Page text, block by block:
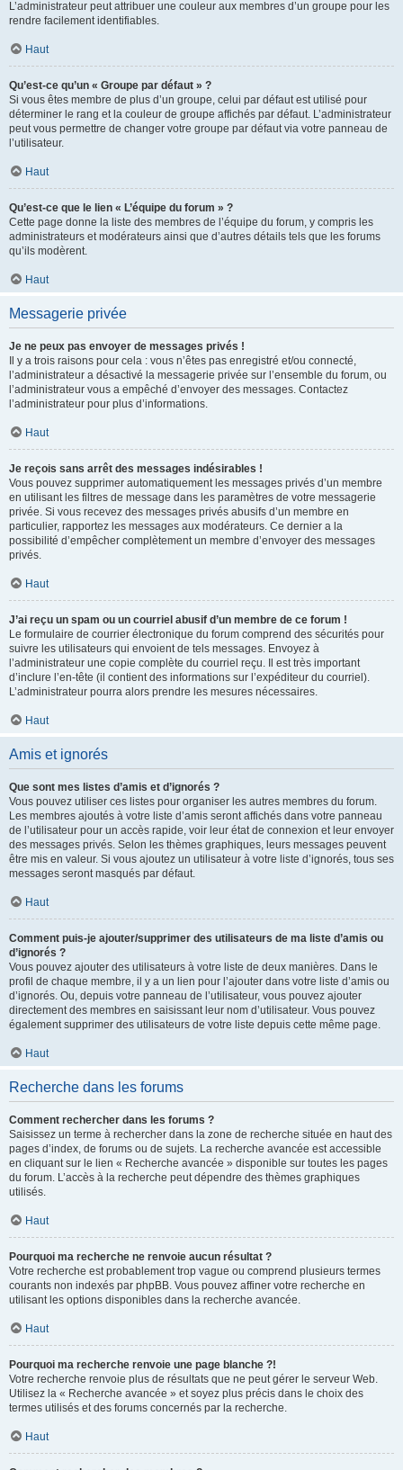
L’administrateur peut attribuer une couleur aux membres d’un groupe pour les
rendre facilement identifiables.
Haut
Qu’est-ce qu’un « Groupe par défaut » ?
Si vous êtes membre de plus d’un groupe, celui par défaut est utilisé pour
déterminer le rang et la couleur de groupe affichés par défaut. L’administrateur
peut vous permettre de changer votre groupe par défaut via votre panneau de
l’utilisateur.
Haut
Qu’est-ce que le lien « L’équipe du forum » ?
Cette page donne la liste des membres de l’équipe du forum, y compris les
administrateurs et modérateurs ainsi que d’autres détails tels que les forums
qu’ils modèrent.
Haut
Messagerie privée
Je ne peux pas envoyer de messages privés !
Il y a trois raisons pour cela : vous n’êtes pas enregistré et/ou connecté,
l’administrateur a désactivé la messagerie privée sur l’ensemble du forum, ou
l’administrateur vous a empêché d’envoyer des messages. Contactez
l’administrateur pour plus d’informations.
Haut
Je reçois sans arrêt des messages indésirables !
Vous pouvez supprimer automatiquement les messages privés d’un membre
en utilisant les filtres de message dans les paramètres de votre messagerie
privée. Si vous recevez des messages privés abusifs d’un membre en
particulier, rapportez les messages aux modérateurs. Ce dernier a la
possibilité d’empêcher complètement un membre d’envoyer des messages
privés.
Haut
J’ai reçu un spam ou un courriel abusif d’un membre de ce forum !
Le formulaire de courrier électronique du forum comprend des sécurités pour
suivre les utilisateurs qui envoient de tels messages. Envoyez à
l’administrateur une copie complète du courriel reçu. Il est très important
d’inclure l’en-tête (il contient des informations sur l’expéditeur du courriel).
L’administrateur pourra alors prendre les mesures nécessaires.
Haut
Amis et ignorés
Que sont mes listes d’amis et d’ignorés ?
Vous pouvez utiliser ces listes pour organiser les autres membres du forum.
Les membres ajoutés à votre liste d’amis seront affichés dans votre panneau
de l’utilisateur pour un accès rapide, voir leur état de connexion et leur envoyer
des messages privés. Selon les thèmes graphiques, leurs messages peuvent
être mis en valeur. Si vous ajoutez un utilisateur à votre liste d’ignorés, tous ses
messages seront masqués par défaut.
Haut
Comment puis-je ajouter/supprimer des utilisateurs de ma liste d’amis ou
d’ignorés ?
Vous pouvez ajouter des utilisateurs à votre liste de deux manières. Dans le
profil de chaque membre, il y a un lien pour l’ajouter dans votre liste d’amis ou
d’ignorés. Ou, depuis votre panneau de l’utilisateur, vous pouvez ajouter
directement des membres en saisissant leur nom d’utilisateur. Vous pouvez
également supprimer des utilisateurs de votre liste depuis cette même page.
Haut
Recherche dans les forums
Comment rechercher dans les forums ?
Saisissez un terme à rechercher dans la zone de recherche située en haut des
pages d’index, de forums ou de sujets. La recherche avancée est accessible
en cliquant sur le lien « Recherche avancée » disponible sur toutes les pages
du forum. L’accès à la recherche peut dépendre des thèmes graphiques
utilisés.
Haut
Pourquoi ma recherche ne renvoie aucun résultat ?
Votre recherche est probablement trop vague ou comprend plusieurs termes
courants non indexés par phpBB. Vous pouvez affiner votre recherche en
utilisant les options disponibles dans la recherche avancée.
Haut
Pourquoi ma recherche renvoie une page blanche ?!
Votre recherche renvoie plus de résultats que ne peut gérer le serveur Web.
Utilisez la « Recherche avancée » et soyez plus précis dans le choix des
termes utilisés et des forums concernés par la recherche.
Haut